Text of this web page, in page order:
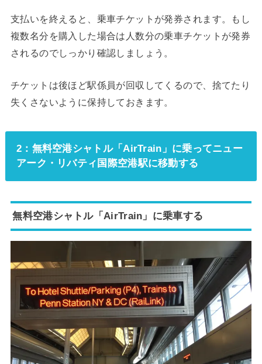
支払いを終えると、乗車チケットが発券されます。もし
複数名分を購入した場合は人数分の乗車チケットが発券
されるのでしっかり確認しましょう。
チケットは後ほど駅係員が回収してくるので、捨てたり
失くさないように保持しておきます。
2：無料空港シャトル「AirTrain」に乗ってニュー
アーク・リバティ国際空港駅に移動する
無料空港シャトル「AirTrain」に乗車する